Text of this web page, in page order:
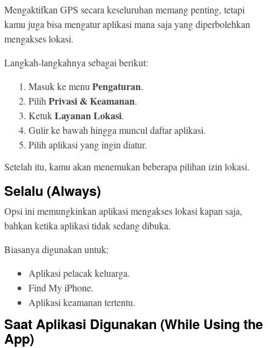
Mengaktifkan GPS secara keseluruhan memang penting, tetapi
kamu juga bisa mengatur aplikasi mana saja yang diperbolehkan
mengakses lokasi.
Langkah-langkahnya sebagai berikut:
Masuk ke menu Pengaturan.
Pilih Privasi & Keamanan.
KetukLayanan Lokasi.
Gulir ke bawah hingga muncul daftar aplikasi.
Pilih aplikasi yang ingin diatur.
Setelah itu, kamu akan menemukan beberapa pilihan izin lokasi.
Selalu (Always)
Opsi ini memungkinkan aplikasi mengakses lokasi kapan saja,
bahkan ketika aplikasi tidak sedang dibuka.
Biasanya digunakan untuk:
Aplikasi pelacak keluarga.
Find My iPhone.
Aplikasi keamanan tertentu.
Saat Aplikasi Digunakan (While Using the
App)